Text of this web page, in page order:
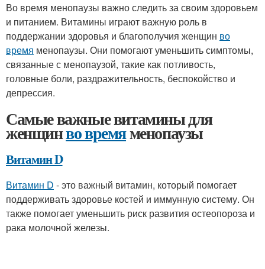
Во время менопаузы важно следить за своим здоровьем
и питанием. Витамины играют важную роль в
поддержании здоровья и благополучия женщин во
время менопаузы. Они помогают уменьшить симптомы,
связанные с менопаузой, такие как потливость,
головные боли, раздражительность, беспокойство и
депрессия.
Самые важные витамины для
женщинво времяменопаузы
Витамин D
Витамин D - это важный витамин, который помогает
поддерживать здоровье костей и иммунную систему. Он
также помогает уменьшить риск развития остеопороза и
рака молочной железы.